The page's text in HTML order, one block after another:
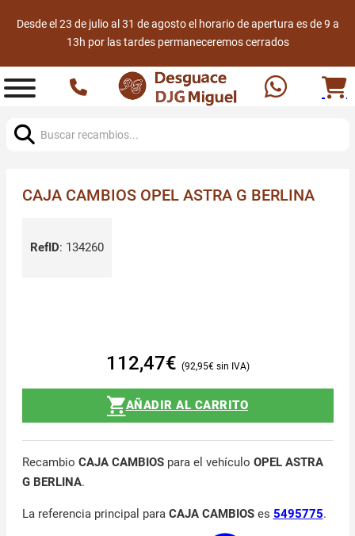
Desde el 23 de julio al 31 de agosto el horario de apertura es de 9 a
13h por las tardes permaneceremos cerrados
CAJA CAMBIOS OPEL ASTRA G BERLINA
RefID: 134260
112,47€ 92,95€
AÑADIR AL CARRITO
Recambio CAJA CAMBIOSpara el vehículo OPEL ASTRA
G BERLINA.
La referencia principal para CAJA CAMBIOSes 5495775.